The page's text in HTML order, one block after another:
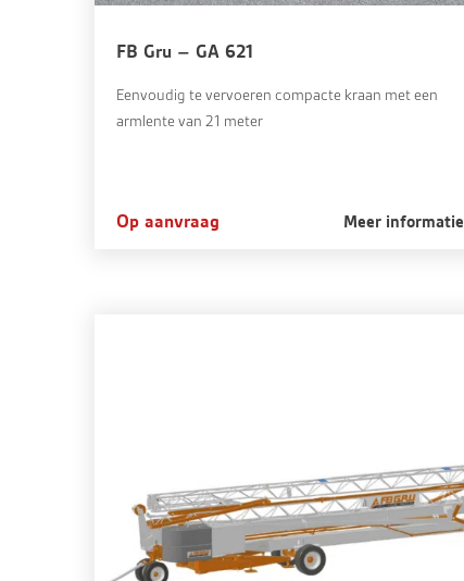
FB Gru – GA 621
Eenvoudig te vervoeren compacte kraan met een
armlente van 21 meter
Op aanvraag Meer informatie